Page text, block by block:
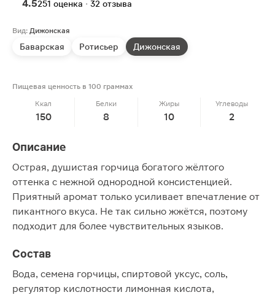
4.5251 оценка · 32 отзыва
Вид: Дижонская
Баварская Ротисьер Дижонская
Пищевая ценность в 100 граммах
Ккал
150
Белки
8
Жиры
10
Углеводы
2
Описание
Острая, душистая горчица богатого жёлтого
оттенка с нежной однородной консистенцией.
Приятный аромат только усиливает впечатление от
пикантного вкуса. Не так сильно жжётся, поэтому
подходит для более чувствительных языков.
Состав
Вода, семена горчицы, спиртовой уксус, соль,
регулятор кислотности лимонная кислота,